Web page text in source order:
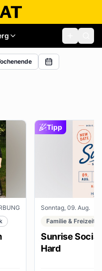
Tipp
Sonntag, 09. Aug.
Familie & Freizeit
Sunrise
Hard